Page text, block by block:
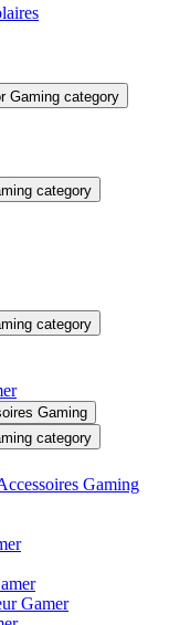
Gaming category
category
category
Gaming
category
Gaming
Gamer